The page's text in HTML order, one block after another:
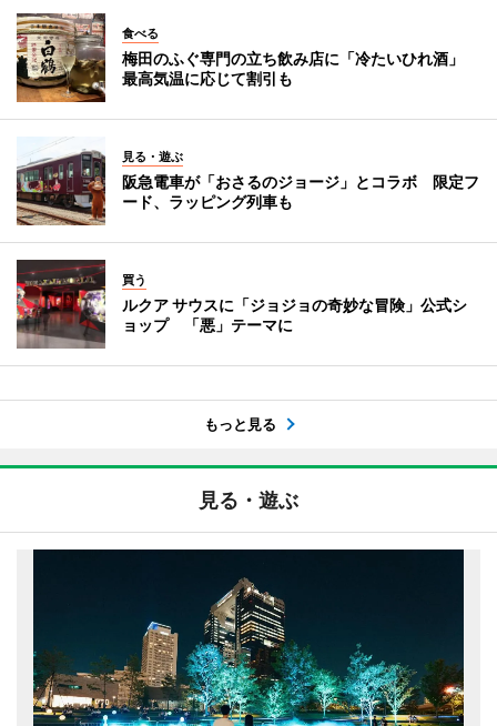
食べる
梅田のふぐ専門の立ち飲み店に「冷たいひれ酒」
最高気温に応じて割引も
見る・遊ぶ
阪急電車が「おさるのジョージ」とコラボ 限定フ
ード、ラッピング列車も
買う
ルクア サウスに「ジョジョの奇妙な冒険」公式シ
ョップ 「悪」テーマに
もっと見る
見る・遊ぶ